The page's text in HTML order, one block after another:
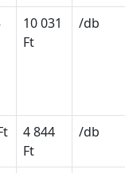
10 031
Ft
/db
4 844
Ft
/db